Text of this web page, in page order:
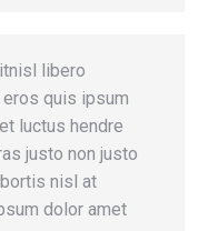
libero
quis ipsum
luctus hendre
justo non justo
nisl at
dolor amet